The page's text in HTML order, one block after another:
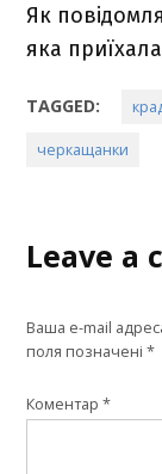
Як
яка
TAGGED:
черкащанки
Leave a
Ваша e-mail
поля позначені*
Коментар*